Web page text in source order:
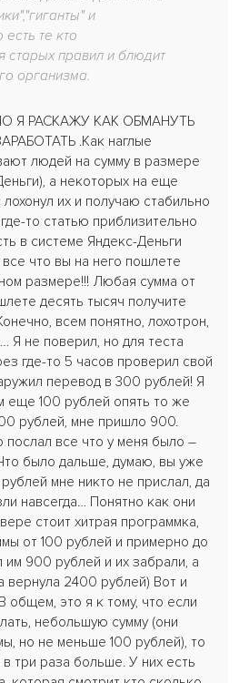
и
те кто
старых правил и блюдит
организма.
Я РАСКАЖУ КАК ОБМАНУТЬ
.Как наглые
людей на сумму в размере
а некоторых на еще
их и получаю стабильно
то статью приблизительно
в системе Яндекс-Деньги
что вы на него пошлете
размере!!! Любая сумма от
десять тысяч получите
всем понятно, лохотрон,
Я не поверил, но для теста
где-то 5 часов проверил свой
перевод в 300 рублей! Я
еще 100 рублей опять то же
рублей, мне пришло 900.
все что у меня было –
было дальше, думаю, вы уже
мне никто не прислал, да
навсегда… Понятно как они
стоит хитрая программка,
от 100 рублей и примерно до
900 рублей и их забрали, а
вернула 2400 рублей) Вот и
общем, это я к тому, что если
небольшую сумму (они
но не меньше 100 рублей), то
три раза больше. У них есть